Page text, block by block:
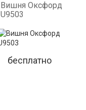
Вишня Оксфорд
U9503
бесплатно